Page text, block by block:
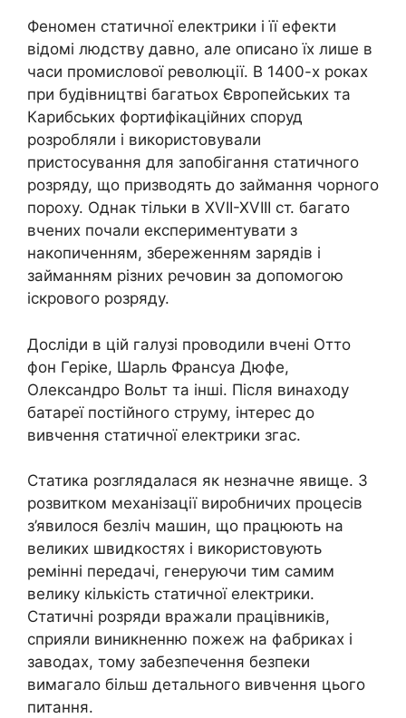
Феномен статичної електрики і її ефекти
відомі людству давно, але описано їх лише в
часи промислової революції. В 1400-х роках
при будівництві багатьох Європейських та
Карибських фортифікаційних споруд
розробляли і використовували
пристосування для запобігання статичного
розряду, що призводять до займання чорного
пороху. Однак тільки в XVII-XVIII ст. багато
вчених почали експериментувати з
накопиченням, збереженням зарядів і
займанням різних речовин за допомогою
іскрового розряду.
Досліди в цій галузі проводили вчені Отто
фон Геріке, Шарль Франсуа Дюфе,
Олександро Вольт та інші. Після винаходу
батареї постійного струму, інтерес до
вивчення статичної електрики згас.
Статика розглядалася як незначне явище. З
розвитком механізації виробничих процесів
з’явилося безліч машин, що працюють на
великих швидкостях і використовують
ремінні передачі, генеруючи тим самим
велику кількість статичної електрики.
Статичні розряди вражали працівників,
сприяли виникненню пожеж на фабриках і
заводах, тому забезпечення безпеки
вимагало більш детального вивчення цього
питання.